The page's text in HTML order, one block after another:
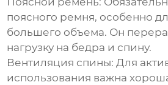
поясного ремня, особенно
большего объема. Он
нагрузку на бедра и спину.
Вентиляция спины: Для
использования важна